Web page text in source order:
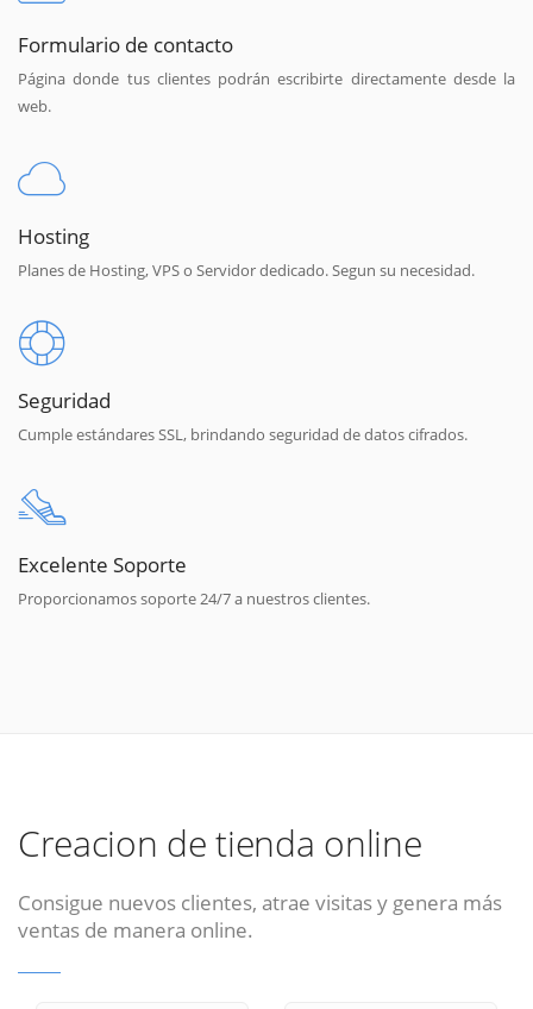
Formulario de contacto
Página donde tus clientes podrán escribirte directamente desde la
web.
Hosting
Planes de Hosting, VPS o Servidor dedicado. Segun su necesidad.
Seguridad
Cumple estándares SSL, brindando seguridad de datos cifrados.
Excelente Soporte
Proporcionamos soporte 24/7 a nuestros clientes.
Creacion de tienda online
Consigue nuevos clientes, atrae visitas y genera más
ventas de manera online.